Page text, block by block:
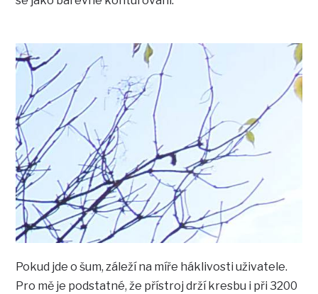
Pokud jde o šum, záleží na míře háklivosti uživatele.
Pro mě je podstatné, že přístroj drží kresbu i při 3200